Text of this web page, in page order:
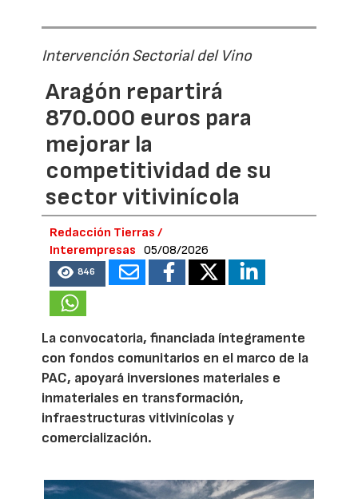
Intervención Sectorial del Vino
Aragón repartirá
870.000 euros para
mejorar la
competitividad de su
sector vitivinícola
Redacción Tierras /
Interempresas
05/08/2026
846
La convocatoria, financiada íntegramente
con fondos comunitarios en el marco de la
PAC, apoyará inversiones materiales e
inmateriales en transformación,
infraestructuras vitivinícolas y
comercialización.